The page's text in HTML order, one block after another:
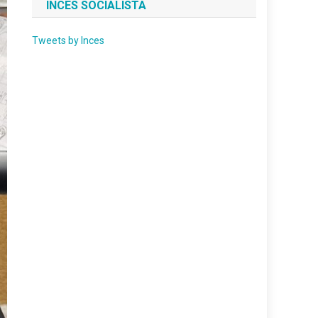
INCES SOCIALISTA
Tweets by Inces